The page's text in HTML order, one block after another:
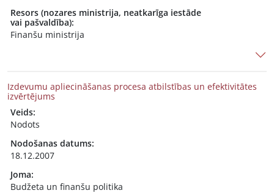
Resors (nozares ministrija, neatkarīga iestāde
vai pašvaldība):
Finanšu ministrija
Izdevumu apliecināšanas procesa atbilstības un efektivitātes
izvērtējums
Veids:
Nodots
Nodošanas datums:
18.12.2007
Joma:
Budžeta un finanšu politika